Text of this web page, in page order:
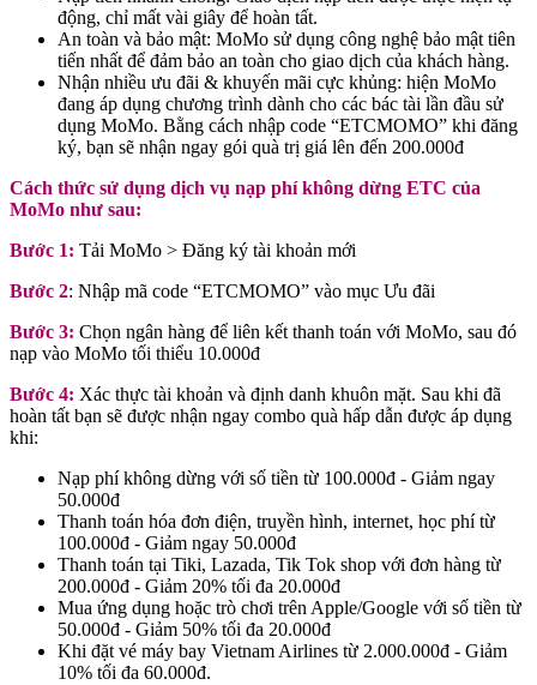
động, chỉ mất vài giây để hoàn tất.
An toàn và bảo mật: MoMo sử dụng công nghệ bảo mật tiên
tiến nhất để đảm bảo an toàn cho giao dịch của khách hàng.
Nhận nhiều ưu đãi & khuyến mãi cực khủng: hiện MoMo
đang áp dụng chương trình dành cho các bác tài lần đầu sử
dụng MoMo. Bằng cách nhập code “ETCMOMO” khi đăng
ký, bạn sẽ nhận ngay gói quà trị giá lên đến 200.000đ
Cách thức sử dụng dịch vụ nạp phí không dừng ETC của
MoMo như sau:
Bước 1: Tải MoMo > Đăng ký tài khoản mới
Bước 2: Nhập mã code “ETCMOMO” vào mục Ưu đãi
Bước 3: Chọn ngân hàng để liên kết thanh toán với MoMo, sau đó
nạp vào MoMo tối thiểu 10.000đ
Bước 4: Xác thực tài khoản và định danh khuôn mặt. Sau khi đã
hoàn tất bạn sẽ được nhận ngay combo quà hấp dẫn được áp dụng
khi:
Nạp phí không dừng với số tiền từ 100.000đ - Giảm ngay
50.000đ
Thanh toán hóa đơn điện, truyền hình, internet, học phí từ
100.000đ - Giảm ngay 50.000đ
Thanh toán tại Tiki, Lazada, Tik Tok shop với đơn hàng từ
200.000đ - Giảm 20% tối đa 20.000đ
Mua ứng dụng hoặc trò chơi trên Apple/Google với số tiền từ
50.000đ - Giảm 50% tối đa 20.000đ
Khi đặt vé máy bay Vietnam Airlines từ 2.000.000đ - Giảm
10% tối đa 60.000đ.